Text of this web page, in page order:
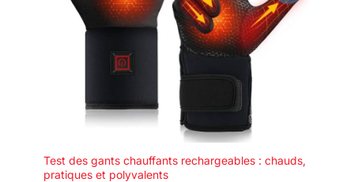
Test des gants chauffants rechargeables : chauds,
pratiques et polyvalents